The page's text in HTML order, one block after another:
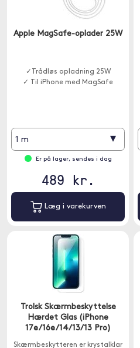
Apple MagSafe-oplader 25W
✓Trådløs opladning 25W
✓ Til iPhone med MagSafe
1 m ▾
Er på lager, sendes i dag
489 kr.
Læg i varekurven
Trolsk Skærmbeskyttelse
Hærdet Glas (iPhone
17e/16e/14/13/13 Pro)
Skærmbeskytteren er krystalklar